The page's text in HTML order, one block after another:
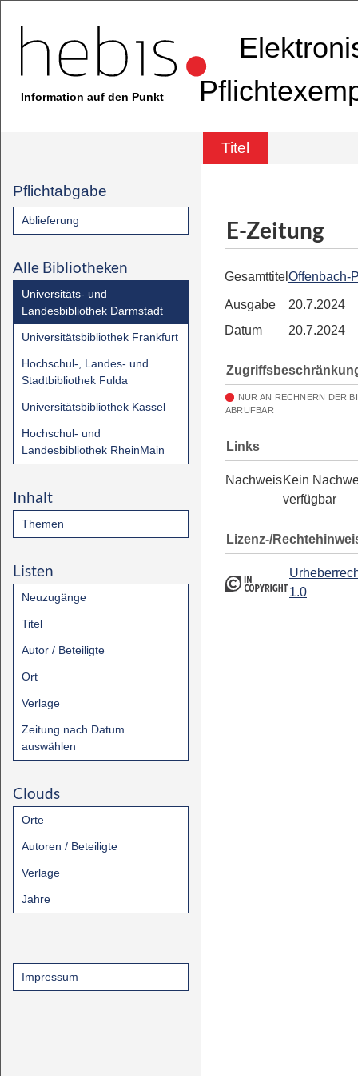
Information auf den Punkt
Titel
Pflichtabgabe
Ablieferung
Alle Bibliotheken
Universitäts- und
Landesbibliothek Darmstadt
Universitätsbibliothek Frankfurt
Hochschul-, Landes- und
Stadtbibliothek Fulda
Universitätsbibliothek Kassel
Hochschul- und
Landesbibliothek RheinMain
Inhalt
Themen
Listen
Neuzugänge
Titel
Autor / Beteiligte
Ort
Verlage
Zeitung nach Datum
auswählen
Clouds
Orte
Autoren / Beteiligte
Verlage
Jahre
Impressum
E-Zeitung
Gesamttitel Offenbach-
Ausgabe
20.7.2024
Datum
20.7.2024
NUR AN RECHNERN DER
ABRUFBAR
Links
NachweisKein
verfügbar
Lizenz-/
1.0